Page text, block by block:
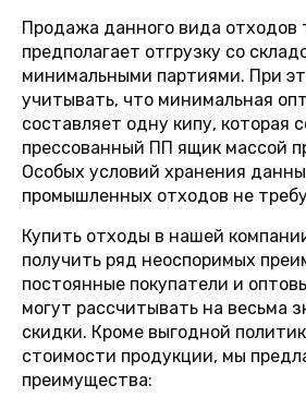
Продажа данного вида отходов
предполагает отгрузку со
минимальными партиями. При
учитывать, что минимальная
составляет одну кипу, которая
прессованный ПП ящик массой
Особых условий хранения
промышленных отходов не
Купить отходы в нашей
получить ряд неоспоримых
постоянные покупатели и
могут рассчитывать на весьма
скидки. Кроме выгодной
стоимости продукции, мы
преимущества: